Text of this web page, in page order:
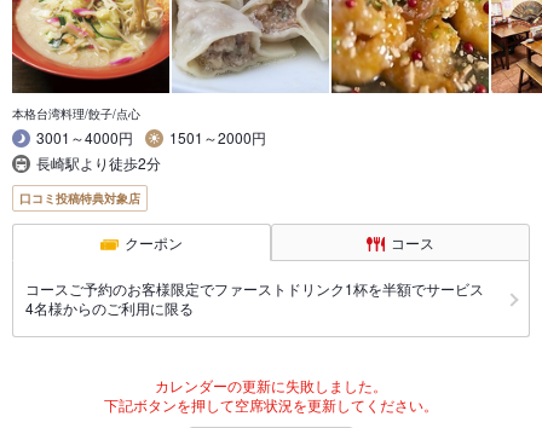
本格台湾料理/餃子/点心
3001～4000円
1501～2000円
長崎駅より徒歩2分
口コミ投稿特典対象店
クーポン コース
コースご予約のお客様限定でファーストドリンク1杯を半額でサービス
4名様からのご利用に限る
カレンダーの更新に失敗しました。
下記ボタンを押して空席状況を更新してください。